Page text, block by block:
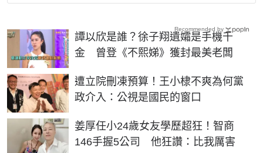
譚以欣是誰？徐子翔遺孀是手機千
金 曾登《不熙娣》獲封最美老闆
遭立院刪凍預算！王小棣不爽為何黨
政介入：公視是國民的窗口
姜厚任小24歲女友學歷超狂！智商
146手握5公司 他狂讚：比我厲害
Recommended by